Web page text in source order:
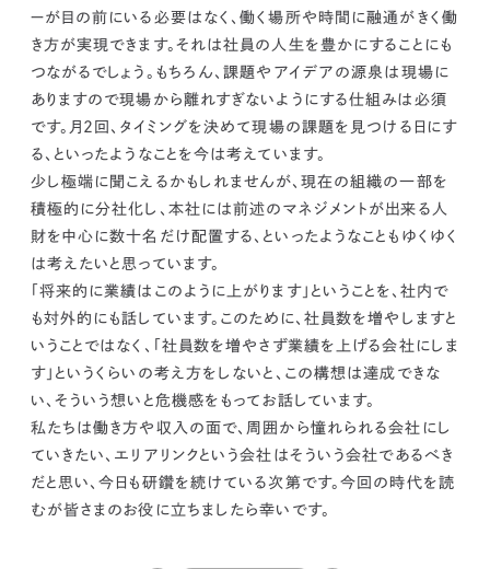
ーが目の前にいる必要はなく、働く場所や時間に融通がきく働
き方が実現できます。 それは社員の人生を豊かにすることにも
つながるでしょう。 もちろん、課題やアイデアの源泉は現場に
ありますので現場から離れすぎないようにする仕組みは必須
です。 月2回、タイミングを決めて現場の課題を見つける日にす
る、といったようなことを今は考えています。
少し極端に聞こえるかもしれませんが、現在の組織の一部を
積極的に分社化し、本社には前述のマネジメントが出来る人
財を中心に数十名だけ配置する、といったようなこともゆくゆく
は考えたいと思っています。
「将来的に業績はこのように上がります」ということを、社内で
も対外的にも話しています。このために、社員数を増やしますと
いうことではなく、「社員数を増やさず業績を上げる会社にしま
す」というくらいの考え方をしないと、この構想は達成できな
い、そういう想いと危機感をもってお話しています。
私たちは働き方や収入の面で、周囲から憧れられる会社にし
ていきたい、 エリアリンクという会社はそういう会社であるべき
だと思い、今日も研鑽を続けている次第です。今回の時代を読
むが皆さまのお役に立ちましたら幸いです。